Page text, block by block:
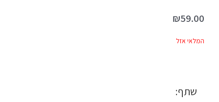
₪59.00
המלאי אזל
שתף: